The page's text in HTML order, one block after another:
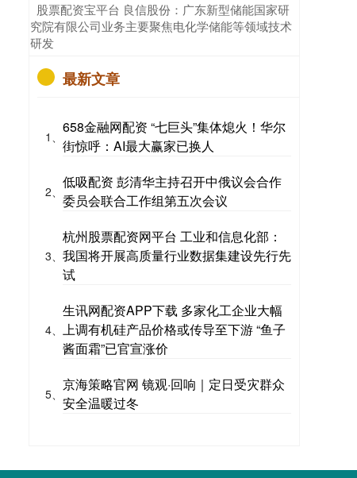
​股票配资宝平台 良信股份：广东新型储能国家研
究院有限公司业务主要聚焦电化学储能等领域技术
研发
最新文章
1、
658金融网配资 “七巨头”集体熄火！华尔
街惊呼：AI最大赢家已换人
2、
低吸配资 彭清华主持召开中俄议会合作
委员会联合工作组第五次会议
3、
杭州股票配资网平台 工业和信息化部：
我国将开展高质量行业数据集建设先行先
试
4、
生讯网配资APP下载 多家化工企业大幅
上调有机硅产品价格或传导至下游 “鱼子
酱面霜”已官宣涨价
5、
京海策略官网 镜观·回响｜定日受灾群众
安全温暖过冬